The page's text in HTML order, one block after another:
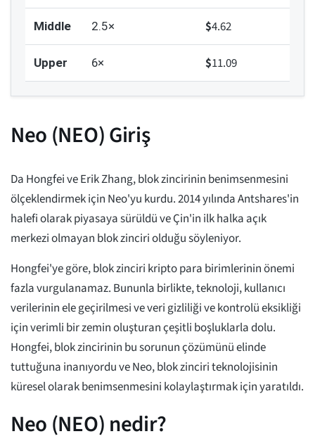
Middle 2.5× $4.62
Upper 6× $11.09
Neo (NEO) Giriş
Da Hongfei ve Erik Zhang, blok zincirinin benimsenmesini
ölçeklendirmek için Neo'yu kurdu. 2014 yılında Antshares'in
halefi olarak piyasaya sürüldü ve Çin'in ilk halka açık
merkezi olmayan blok zinciri olduğu söyleniyor.
Hongfei'ye göre, blok zinciri kripto para birimlerinin önemi
fazla vurgulanamaz. Bununla birlikte, teknoloji, kullanıcı
verilerinin ele geçirilmesi ve veri gizliliği ve kontrolü eksikliği
için verimli bir zemin oluşturan çeşitli boşluklarla dolu.
Hongfei, blok zincirinin bu sorunun çözümünü elinde
tuttuğuna inanıyordu ve Neo, blok zinciri teknolojisinin
küresel olarak benimsenmesini kolaylaştırmak için yaratıldı.
Neo (NEO) nedir?